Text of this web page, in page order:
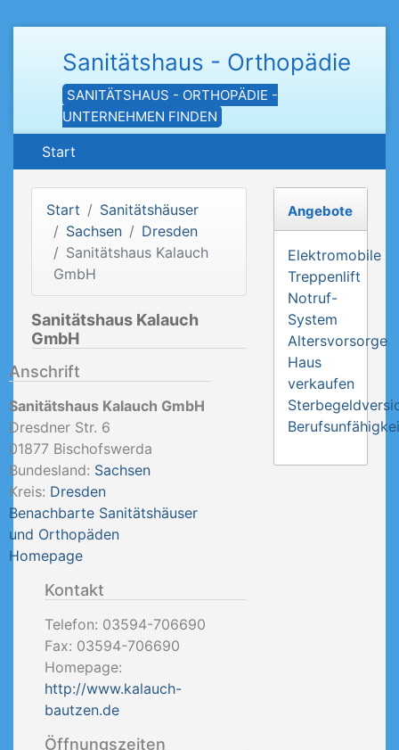
Sanitätshaus - Orthopädie
SANITÄTSHAUS - ORTHOPÄDIE -
UNTERNEHMEN FINDEN
Start
Start
Sanitätshäuser
Sachsen
Dresden
Sanitätshaus Kalauch
GmbH
Sanitätshaus Kalauch
GmbH
Anschrift
Sanitätshaus Kalauch GmbH
Dresdner Str. 6
01877 Bischofswerda
Bundesland: Sachsen
Kreis: Dresden
Benachbarte Sanitätshäuser
und Orthopäden
Homepage
Kontakt
Telefon: 03594-706690
Fax: 03594-706690
Homepage:
http://www.kalauch-
bautzen.de
Öffnungszeiten
Angebote
Elektromobile
Treppenlift
Notruf-
System
Altersvorsorge
Haus
verkaufen